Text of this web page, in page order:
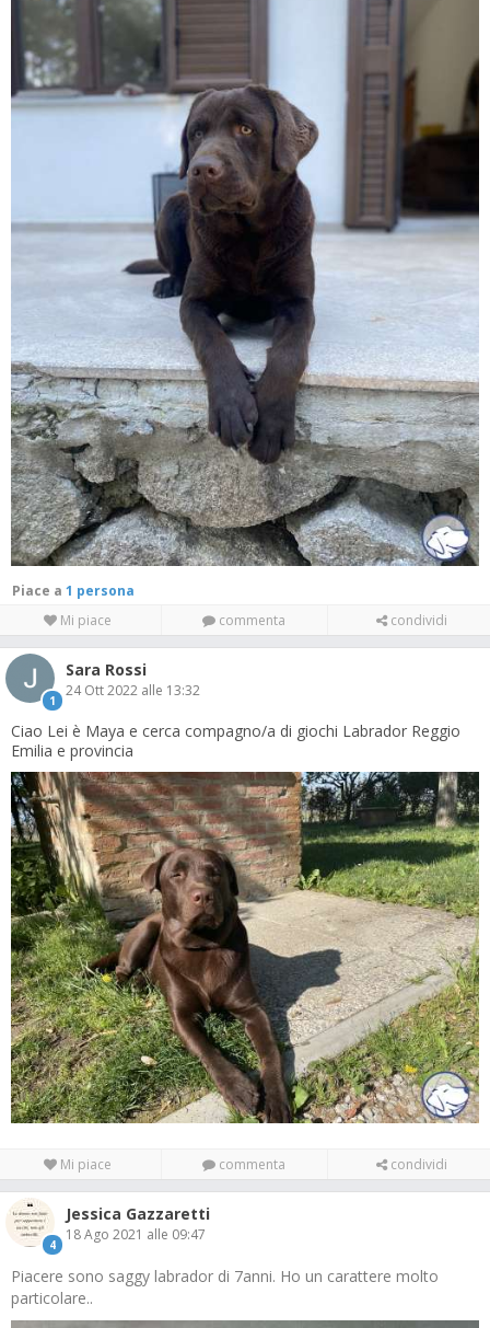
Piace a
1 persona
Mi piace
commenta condividi
1
Sara Rossi
24 Ott 2022 alle 13:32
Ciao Lei è Maya e cerca compagno/a di giochi Labrador Reggio
Emilia e provincia
Mi piace commenta condividi
4
Jessica Gazzaretti
18 Ago 2021 alle 09:47
Piacere sono saggy labrador di 7anni. Ho un carattere molto
particolare..